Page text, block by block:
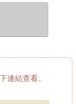
連結查看。